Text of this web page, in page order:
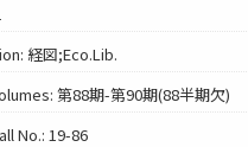
経図;Eco.Lib.
第88期-第90期(88半期欠)
No.: 19-86